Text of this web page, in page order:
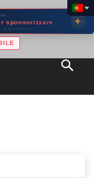
sponsorizzare
LEADERBOARD